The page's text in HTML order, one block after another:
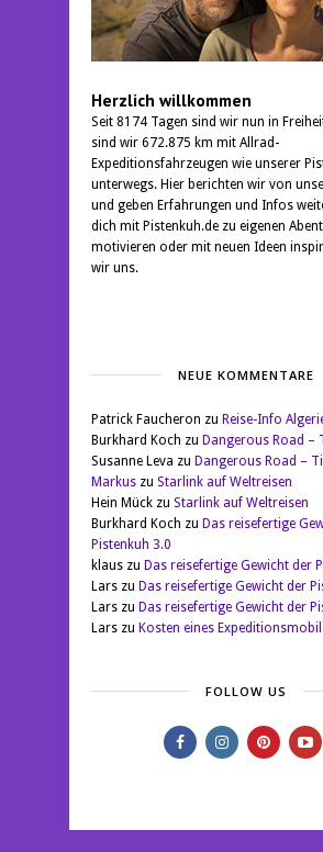
Herzlich willkommen
Seit 8174 Tagen sind wir nun in
sind wir 672.875 km mit Allrad-
Expeditionsfahrzeugen wie unserer
unterwegs. Hier berichten wir von
und geben Erfahrungen und Infos
dich mit Pistenkuh.de zu eigenen
motivieren oder mit neuen Ideen
wir uns.
NEUE KOMMENTARE
Patrick Faucheron zu Reise-Info
Burkhard Koch zu Dangerous Road –
Susanne Leva zu Dangerous Road –
Markuszu Starlink auf Weltreisen
Hein Mückzu Starlink auf Weltreisen
Burkhard Koch zu Das reisefertige
Pistenkuh 3.0
klauszu Das reisefertige Gewicht der
Larszu Das reisefertige Gewicht der
Larszu Das reisefertige Gewicht der
Larszu Kosten eines
FOLLOW US